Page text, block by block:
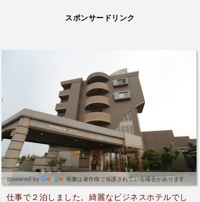
スポンサードリンク
画像は著作権で保護されている場合があります。
仕事で２泊しました。綺麗なビジネスホテルでし